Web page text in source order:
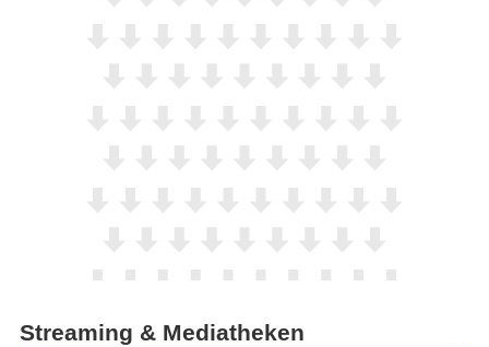
Streaming & Mediatheken